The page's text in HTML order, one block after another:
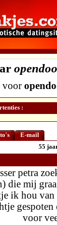
voor
:
E-mail
55
petra
die mij
ik hou
gespoten
voor